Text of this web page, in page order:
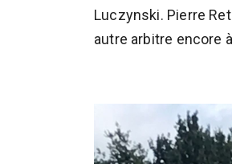
Luczynski. Pierre
autre arbitre encore